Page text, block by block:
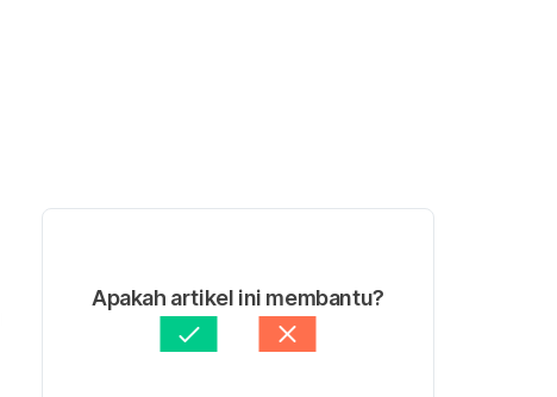
Apakah artikel ini membantu?